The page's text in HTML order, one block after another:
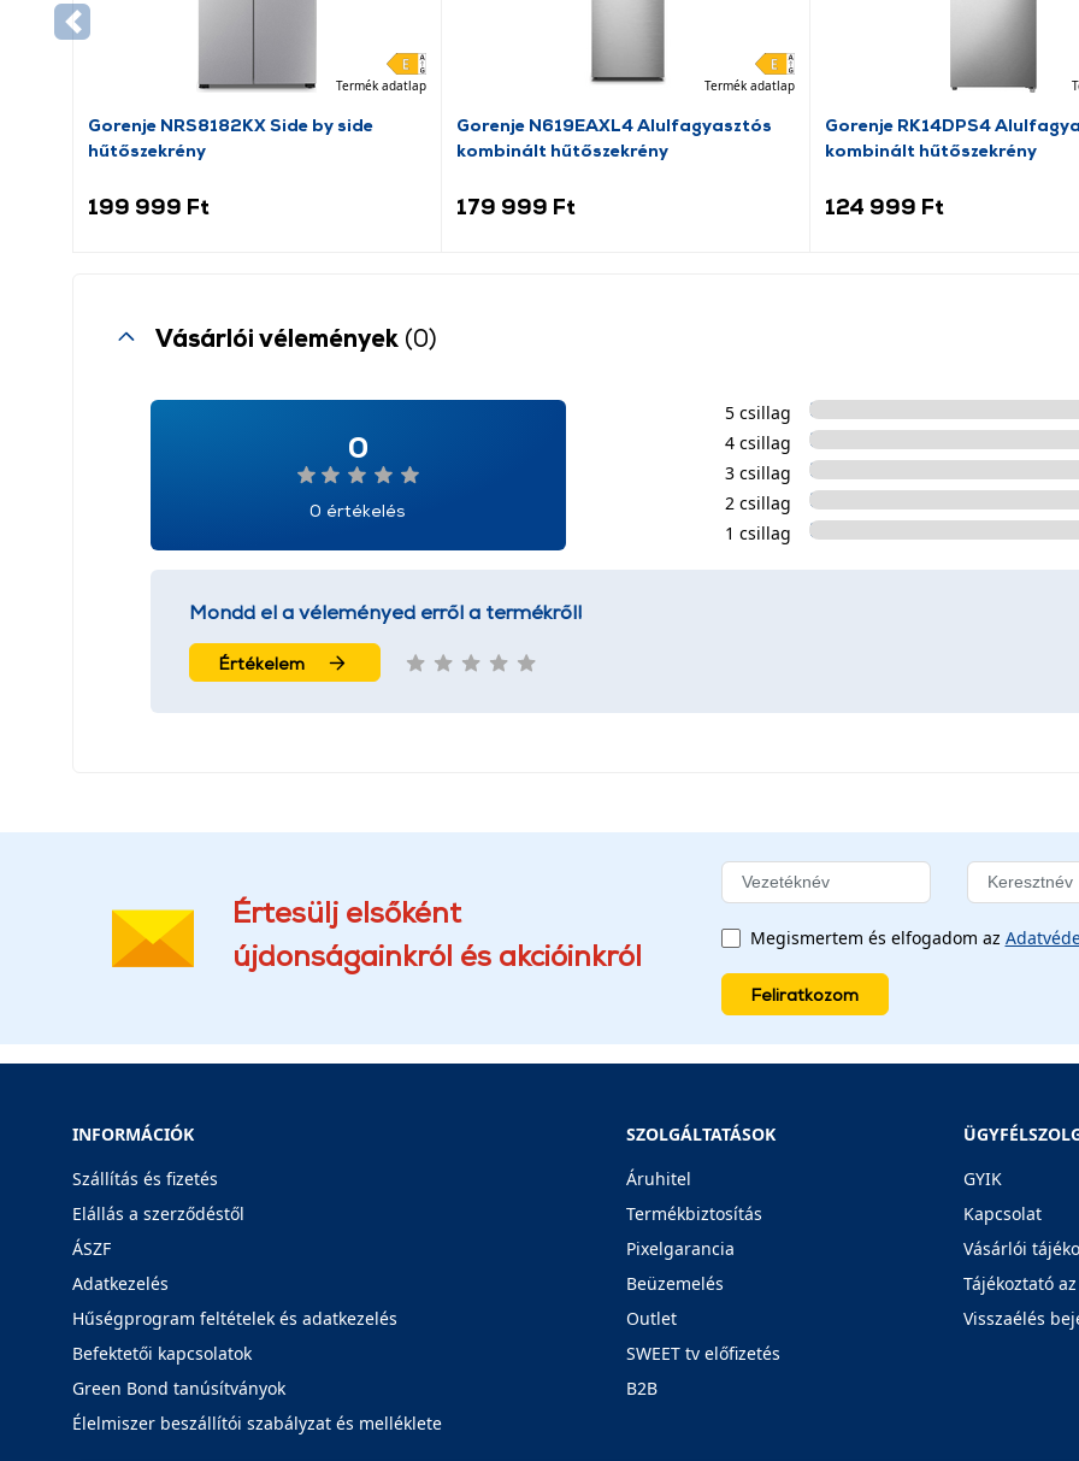
Termék adatlap
Gorenje NRS8182KX Side by side
hűtőszekrény
199 999 Ft
Termék adatlap
Gorenje N619EAXL4 Alulfagyasztós
kombinált hűtőszekrény
179 999 Ft
Gorenje RK14DPS4
kombinált hűtőszekrény
124 999 Ft
Vásárlói vélemények (0)
0
0 értékelés
5 csillag
4 csillag
3 csillag
2 csillag
1 csillag
Mondd el a véleményed erről a termékről!
Értékelem
Értesülj elsőként
újdonságainkról és akcióinkról
Megismertem és elfogadom az
Feliratkozom
INFORMÁCIÓK
Szállítás és fizetés
Elállás a szerződéstől
ÁSZF
Adatkezelés
Hűségprogram feltételek és adatkezelés
Befektetői kapcsolatok
Green Bond tanúsítványok
Élelmiszer beszállítói szabályzat és melléklete
SZOLGÁLTATÁSOK
Áruhitel
Termékbiztosítás
Pixelgarancia
Beüzemelés
Outlet
SWEET tv előfizetés
B2B
GYIK
Kapcsolat
Vásárlói
Tájékoztató
Visszaélés